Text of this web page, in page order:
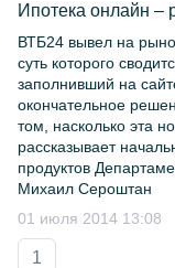
Ипотека онлайн –
ВТБ24 вывел на
суть которого
заполнивший на
окончательное
том, насколько эта
рассказывает
продуктов
Михаил Сероштан
01 июля 2014 13:08
1